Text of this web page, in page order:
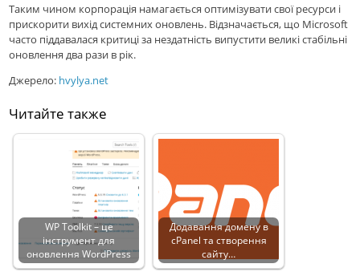
Таким чином корпорація намагається оптимізувати свої ресурси і
прискорити вихід системних оновлень. Відзначається, що Microsoft
часто піддавалася критиці за нездатність випустити великі стабільні
оновлення два рази в рік.
Джерело: hvylya.net
Читайте также
WP Toolkit – це
інструмент для
оновлення WordPress
Додавання домену в
cPanel та створення
сайту…